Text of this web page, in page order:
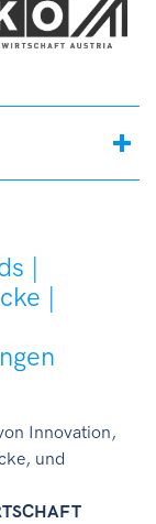
|
|
Innovation,
und